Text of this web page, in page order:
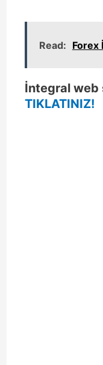
Read: Forex
İntegral web
TIKLATINIZ!